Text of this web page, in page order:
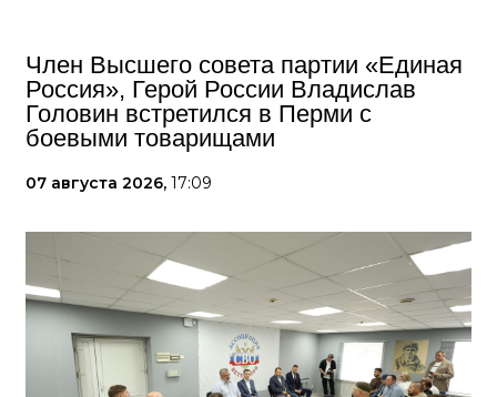
Член Высшего совета партии «Единая
Россия», Герой России Владислав
Головин встретился в Перми с
боевыми товарищами
07 августа 2026, 17:09